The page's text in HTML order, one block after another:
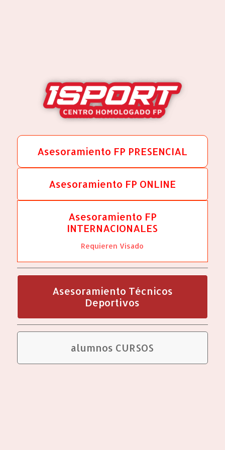
Asesoramiento FP PRESENCIAL
Asesoramiento FP ONLINE
Asesoramiento FP
INTERNACIONALES
Requieren Visado
Asesoramiento Técnicos
Deportivos
alumnos CURSOS